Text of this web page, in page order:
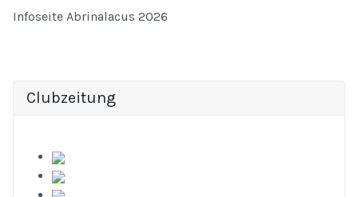
Infoseite Abrinalacus 2026
Clubzeitung